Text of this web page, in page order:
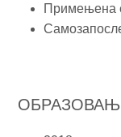
Примењена